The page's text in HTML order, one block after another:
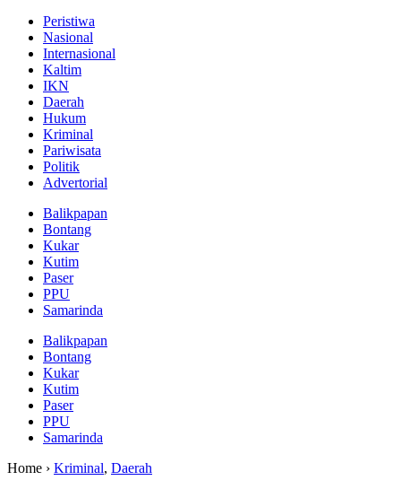
Peristiwa
Nasional
Internasional
Kaltim
IKN
Daerah
Hukum
Kriminal
Pariwisata
Politik
Advertorial
Balikpapan
Bontang
Kukar
Kutim
Paser
PPU
Samarinda
Balikpapan
Bontang
Kukar
Kutim
Paser
PPU
Samarinda
Home › Kriminal, Daerah